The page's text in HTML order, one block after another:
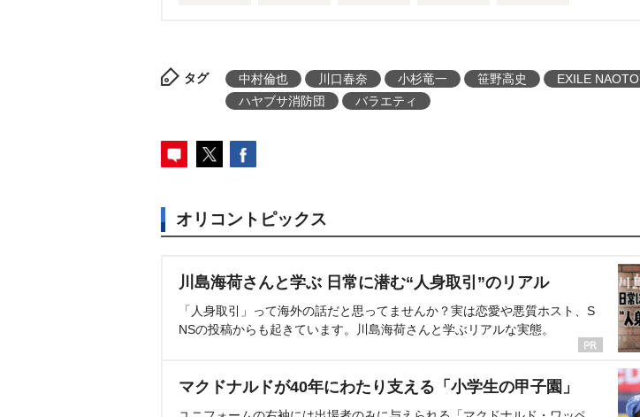
タグ 中村倫也 川口春奈 小杉竜一 笹野高史 EXILE NAOTO
ハヤブサ消防団
バラエティ
オリコントピックス
川島海荷さんと学ぶ 日常に潜む“人身取引”のリアル
「人身取引」って海外の話だと思ってませんか？実は恋愛や悪質ホスト、S
NSの投稿からも起きています。川島海荷さんと学ぶリアルな実態。
マクドナルドが40年にわたり支える「小学生の甲子園」